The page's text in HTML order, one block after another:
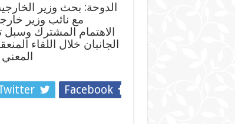
الدوحة: بحث وزير
مع نائب وزير
الاهتمام المشترك وسبل
الجانبان خلال اللقاء
Facebook